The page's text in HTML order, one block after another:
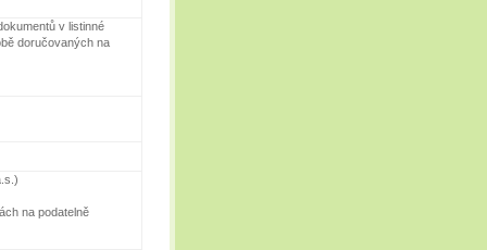
v listinné
doručovaných na
na podatelně